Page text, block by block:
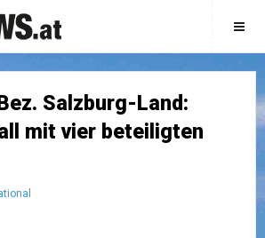
Salzburg-Land:
mit vier beteiligten